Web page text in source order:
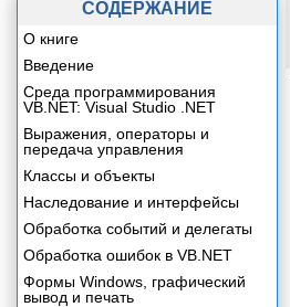
СОДЕРЖАНИЕ
О книге
Введение
Среда программирования
VB.NET: Visual Studio .NET
Выражения, операторы и
передача управления
Классы и объекты
Наследование и интерфейсы
Обработка событий и делегаты
Обработка ошибок в VB.NET
Формы Windows, графический
вывод и печать